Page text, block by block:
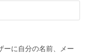
ーに自分の名前、メー